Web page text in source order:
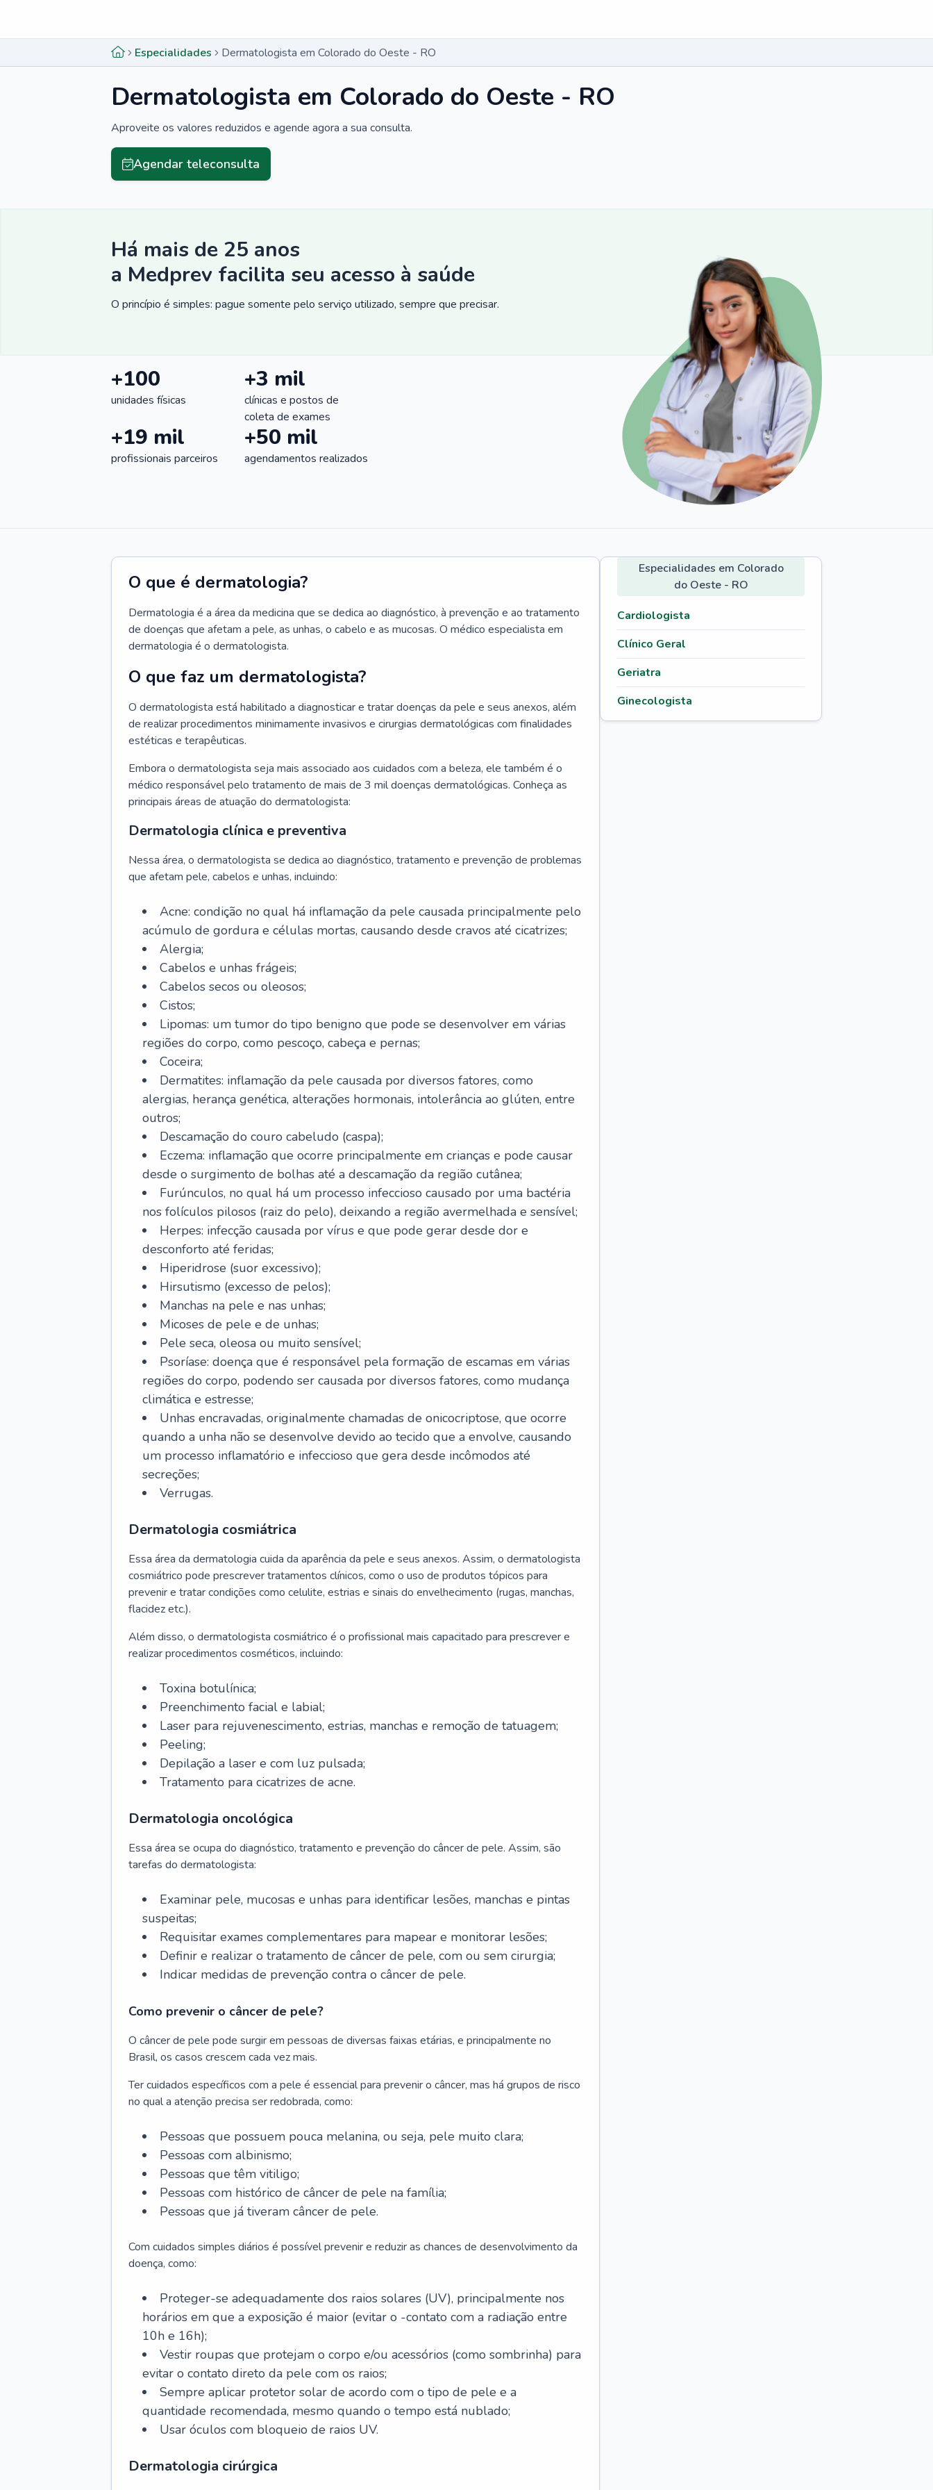
Especialidades Dermatologista em Colorado do Oeste - RO
Dermatologista em Colorado do Oeste - RO
Aproveite os valores reduzidos e agende agora a sua consulta.
Agendar teleconsulta
Há mais de 25 anos
a Medprev facilita seu acesso à saúde
O princípio é simples: pague somente pelo serviço utilizado, sempre que precisar.
+100
unidades físicas
+3 mil
clínicas e postos de
coleta de exames
+19 mil
profissionais parceiros
+50 mil
agendamentos realizados
O que é dermatologia?
Dermatologia é a área da medicina que se dedica ao diagnóstico, à prevenção e ao tratamento
de doenças que afetam a pele, as unhas, o cabelo e as mucosas. O médico especialista em
dermatologia é o dermatologista.
O que faz um dermatologista?
O dermatologista está habilitado a diagnosticar e tratar doenças da pele e seus anexos, além
de realizar procedimentos minimamente invasivos e cirurgias dermatológicas com finalidades
estéticas e terapêuticas.
Embora o dermatologista seja mais associado aos cuidados com a beleza, ele também é o
médico responsável pelo tratamento de mais de 3 mil doenças dermatológicas. Conheça as
principais áreas de atuação do dermatologista:
Dermatologia clínica e preventiva
Nessa área, o dermatologista se dedica ao diagnóstico, tratamento e prevenção de problemas
que afetam pele, cabelos e unhas, incluindo:
Acne: condição no qual há inflamação da pele causada principalmente pelo
acúmulo de gordura e células mortas, causando desde cravos até cicatrizes;
Alergia;
Cabelos e unhas frágeis;
Cabelos secos ou oleosos;
Cistos;
Lipomas: um tumor do tipo benigno que pode se desenvolver em várias
regiões do corpo, como pescoço, cabeça e pernas;
Coceira;
Dermatites: inflamação da pele causada por diversos fatores, como
alergias, herança genética, alterações hormonais, intolerância ao glúten, entre
outros;
Descamação do couro cabeludo (caspa);
Eczema: inflamação que ocorre principalmente em crianças e pode causar
desde o surgimento de bolhas até a descamação da região cutânea;
Furúnculos, no qual há um processo infeccioso causado por uma bactéria
nos folículos pilosos (raiz do pelo), deixando a região avermelhada e sensível;
Herpes: infecção causada por vírus e que pode gerar desde dor e
desconforto até feridas;
Hiperidrose (suor excessivo);
Hirsutismo (excesso de pelos);
Manchas na pele e nas unhas;
Micoses de pele e de unhas;
Pele seca, oleosa ou muito sensível;
Psoríase: doença que é responsável pela formação de escamas em várias
regiões do corpo, podendo ser causada por diversos fatores, como mudança
climática e estresse;
Unhas encravadas, originalmente chamadas de onicocriptose, que ocorre
quando a unha não se desenvolve devido ao tecido que a envolve, causando
um processo inflamatório e infeccioso que gera desde incômodos até
secreções;
Verrugas.
Dermatologia cosmiátrica
Essa área da dermatologia cuida da aparência da pele e seus anexos. Assim, o dermatologista
cosmiátrico pode prescrever tratamentos clínicos, como o uso de produtos tópicos para
prevenir e tratar condições como celulite, estrias e sinais do envelhecimento (rugas, manchas,
flacidez etc.).
Além disso, o dermatologista cosmiátrico é o profissional mais capacitado para prescrever e
realizar procedimentos cosméticos, incluindo:
Toxina botulínica;
Preenchimento facial e labial;
Laser para rejuvenescimento, estrias, manchas e remoção de tatuagem;
Peeling;
Depilação a laser e com luz pulsada;
Tratamento para cicatrizes de acne.
Dermatologia oncológica
Essa área se ocupa do diagnóstico, tratamento e prevenção do câncer de pele. Assim, são
tarefas do dermatologista:
Examinar pele, mucosas e unhas para identificar lesões, manchas e pintas
suspeitas;
Requisitar exames complementares para mapear e monitorar lesões;
Definir e realizar o tratamento de câncer de pele, com ou sem cirurgia;
Indicar medidas de prevenção contra o câncer de pele.
Como prevenir o câncer de pele?
O câncer de pele pode surgir em pessoas de diversas faixas etárias, e principalmente no
Brasil, os casos crescem cada vez mais.
Ter cuidados específicos com a pele é essencial para prevenir o câncer, mas há grupos de risco
no qual a atenção precisa ser redobrada, como:
Pessoas que possuem pouca melanina, ou seja, pele muito clara;
Pessoas com albinismo;
Pessoas que têm vitiligo;
Pessoas com histórico de câncer de pele na família;
Pessoas que já tiveram câncer de pele.
Com cuidados simples diários é possível prevenir e reduzir as chances de desenvolvimento da
doença, como:
Proteger-se adequadamente dos raios solares (UV), principalmente nos
horários em que a exposição é maior (evitar o -contato com a radiação entre
10h e 16h);
Vestir roupas que protejam o corpo e/ou acessórios (como sombrinha) para
evitar o contato direto da pele com os raios;
Sempre aplicar protetor solar de acordo com o tipo de pele e a
quantidade recomendada, mesmo quando o tempo está nublado;
Usar óculos com bloqueio de raios UV.
Dermatologia cirúrgica
Especialidades em Colorado
do Oeste - RO
Cardiologista
Clínico Geral
Geriatra
Ginecologista